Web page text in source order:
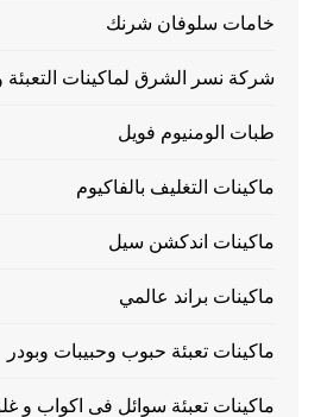
خامات سلوفان شرنك
شركة نسر الشرق لماكينات التعبئة
طبات الومنيوم فويل
ماكينات التغليف بالفاكيوم
ماكينات اندكشن سيل
ماكينات براند عالمي
ماكينات تعبئة حبوب وحبيبات وبودر
ماكينات تعبئة سوائل فى اكواب و